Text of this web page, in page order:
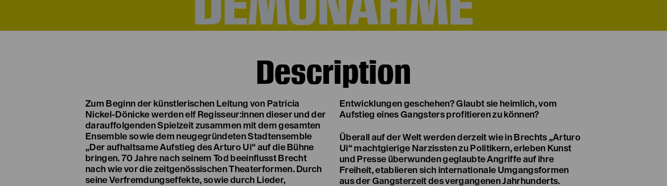
Description
Zum Beginn der künstlerischen Leitung von Patricia
Nickel-Dönicke werden elf Regisseur:innen dieser und der
darauffolgenden Spielzeit zusammen mit dem gesamten
Ensemble sowie dem neugegründeten Stadtensemble
„Der aufhaltsame Aufstieg des Arturo Ui“ auf die Bühne
bringen. 70 Jahre nach seinem Tod beeinflusst Brecht
nach wie vor die zeitgenössischen Theaterformen. Durch
seine Verfremdungseffekte, sowie durch Lieder,
Entwicklungen geschehen? Glaubt sie heimlich, vom
Aufstieg eines Gangsters profitieren zu können?
Überall auf der Welt werden derzeit wie in Brechts „Arturo
Ui“ machtgierige Narzissten zu Politikern, erleben Kunst
und Presse überwunden geglaubte Angriffe auf ihre
Freiheit, etablieren sich internationale Umgangsformen
aus der Gangsterzeit des vergangenen Jahrhunderts.